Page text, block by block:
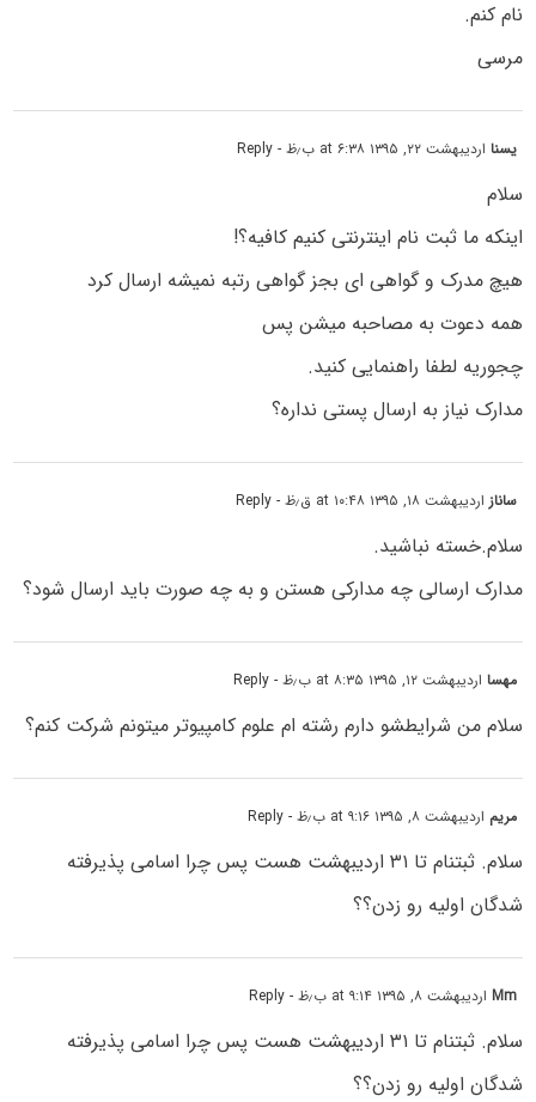
نام کنم.
مرسی
یسنااردیبهشت ۲۲, ۱۳۹۵ at ۶:۳۸ ب٫ظ - Reply
سلام
اینکه ما ثبت نام اینترنتی کنیم کافیه؟!
هیچ مدرک و گواهی ای بجز گواهی رتبه نمیشه ارسال کرد
همه دعوت به مصاحبه میشن پس
چجوریه لطفا راهنمایی کنید.
مدارک نیاز به ارسال پستی نداره؟
سانازاردیبهشت ۱۸, ۱۳۹۵ at ۱۰:۴۸ ق٫ظ - Reply
سلام.خسته نباشید.
مدارک ارسالی چه مدارکی هستن و به چه صورت باید ارسال شود؟
مهسااردیبهشت ۱۲, ۱۳۹۵ at ۸:۳۵ ب٫ظ - Reply
سلام من شرایطشو دارم رشته ام علوم کامپیوتر میتونم شرکت کنم؟
مریم اردیبهشت ۸, ۱۳۹۵ at ۹:۱۶ ب٫ظ - Reply
سلام. ثبتنام تا ۳۱ اردیبهشت هست پس چرا اسامی پذیرفته
شدگان اولیه رو زدن؟؟
Mmاردیبهشت ۸, ۱۳۹۵ at ۹:۱۴ ب٫ظ - Reply
سلام. ثبتنام تا ۳۱ اردیبهشت هست پس چرا اسامی پذیرفته
شدگان اولیه رو زدن؟؟